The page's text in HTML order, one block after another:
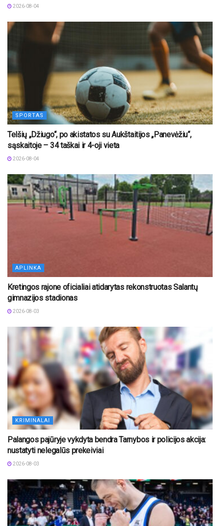
2026-08-04
SPORTAS
Telšių „Džiugo“, po akistatos su Aukštaitijos „Panevėžiu“,
sąskaitoje – 34 taškai ir 4-oji vieta
2026-08-04
APLINKA
Kretingos rajone oficialiai atidarytas rekonstruotas Salantų
gimnazijos stadionas
2026-08-03
KRIMINALAI
Palangos pajūryje vykdyta bendra Tarnybos ir policijos akcija:
nustatyti nelegalūs prekeiviai
2026-08-03